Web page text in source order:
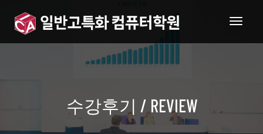
수강후기 / REVIEW